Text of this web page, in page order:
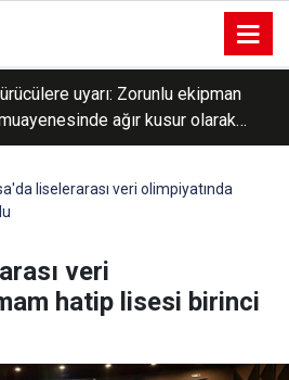
uyarı: Zorunlu ekipman
ağır kusur olarak
liselerarası veri olimpiyatında
veri
hatip lisesi birinci